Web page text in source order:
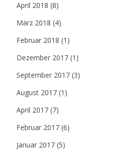
April 2018 (8)
März 2018 (4)
Februar 2018 (1)
Dezember 2017 (1)
September 2017 (3)
August 2017 (1)
April 2017 (7)
Februar 2017 (6)
Januar 2017 (5)